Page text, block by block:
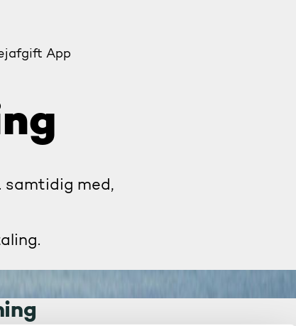
App
samtidig med,